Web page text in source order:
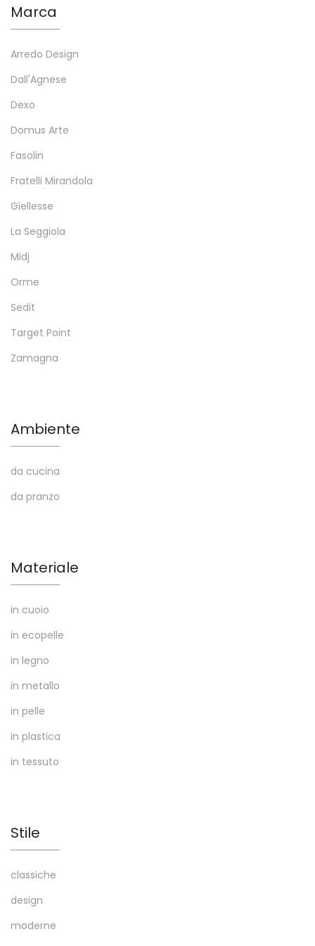
Marca
Arredo Design
Dall'Agnese
Dexo
Domus Arte
Fasolin
Fratelli Mirandola
Giellesse
La Seggiola
Midj
Orme
Sedit
Target Point
Zamagna
Ambiente
da cucina
da pranzo
Materiale
in cuoio
in ecopelle
in legno
in metallo
in pelle
in plastica
in tessuto
Stile
classiche
design
moderne